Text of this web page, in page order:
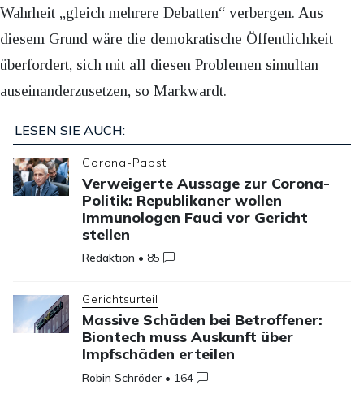
Wahrheit „gleich mehrere Debatten“ verbergen. Aus
diesem Grund wäre die demokratische Öffentlichkeit
überfordert, sich mit all diesen Problemen simultan
auseinanderzusetzen, so Markwardt.
LESEN SIE AUCH:
Corona-Papst
Verweigerte Aussage zur Corona-
Politik: Republikaner wollen
Immunologen Fauci vor Gericht
stellen
Redaktion • 85
Gerichtsurteil
Massive Schäden bei Betroffener:
Biontech muss Auskunft über
Impfschäden erteilen
Robin Schröder • 164